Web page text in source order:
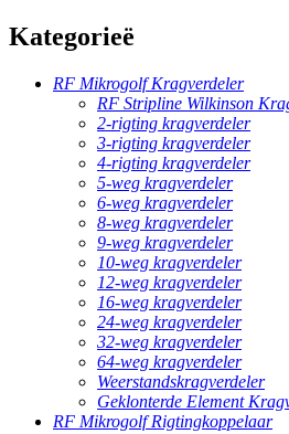
Kategorieë
RF Mikrogolf Kragverdeler
RF Stripline Wilkinson
2-rigting kragverdeler
3-rigting kragverdeler
4-rigting kragverdeler
5-weg kragverdeler
6-weg kragverdeler
8-weg kragverdeler
9-weg kragverdeler
10-weg kragverdeler
12-weg kragverdeler
16-weg kragverdeler
24-weg kragverdeler
32-weg kragverdeler
64-weg kragverdeler
Weerstandskragverdeler
Geklonterde Element
RF Mikrogolf Rigtingkoppelaar